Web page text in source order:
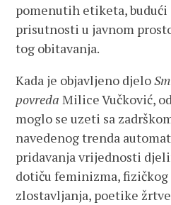
pomenutih etiketa,
prisutnosti u javnom
tog obitavanja.
Kada je objavljeno djelo
povreda Milice Vučković,
moglo se uzeti sa
navedenog trenda
pridavanja vrijednosti
dotiču feminizma,
zlostavljanja, poetike